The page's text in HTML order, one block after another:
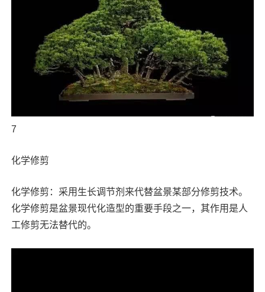
7
化学修剪
化学修剪：采用生长调节剂来代替盆景某部分修剪技术。
化学修剪是盆景现代化造型的重要手段之一，其作用是人
工修剪无法替代的。